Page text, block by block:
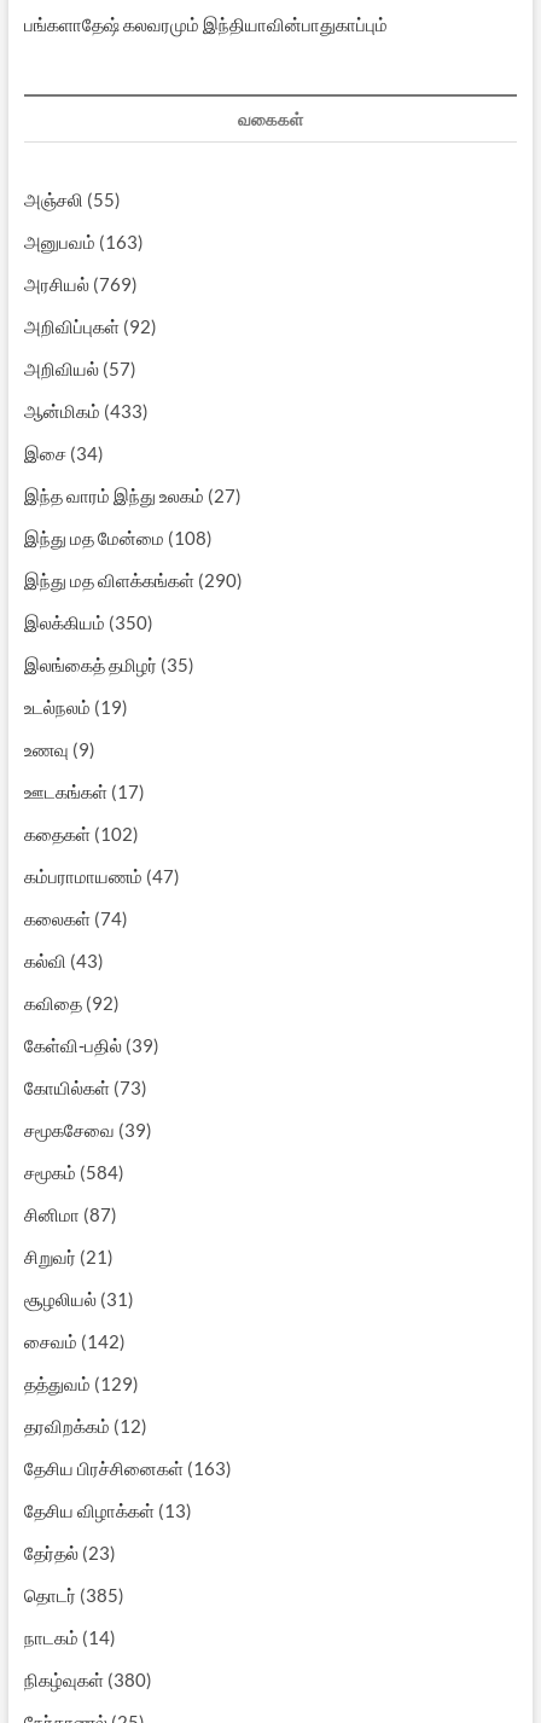
பங்களாதேஷ் கலவரமும் இந்தியாவின்பாதுகாப்பும்
வகைகள்
அஞ்சலி (55)
அனுபவம் (163)
அரசியல்(769)
அறிவிப்புகள்(92)
அறிவியல்(57)
ஆன்மிகம் (433)
இசை(34)
இந்த வாரம் இந்து உலகம் (27)
இந்து மத மேன்மை (108)
இந்து மத விளக்கங்கள்(290)
இலக்கியம் (350)
இலங்கைத் தமிழர் (35)
உடல்நலம் (19)
உணவு (9)
ஊடகங்கள்(17)
கதைகள்(102)
கம்பராமாயணம் (47)
கலைகள்(74)
கல்வி (43)
கவிதை(92)
கேள்வி-பதில்(39)
கோயில்கள்(73)
சமூகசேவை (39)
சமூகம் (584)
சினிமா (87)
சிறுவர் (21)
சூழலியல்(31)
சைவம் (142)
தத்துவம் (129)
தரவிறக்கம் (12)
தேசிய பிரச்சினைகள்(163)
தேசிய விழாக்கள்(13)
தேர்தல்(23)
தொடர் (385)
நாடகம் (14)
நிகழ்வுகள்(380)